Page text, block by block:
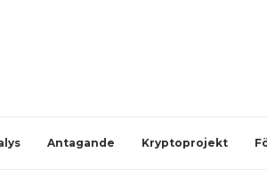
Antagande Kryptoprojekt